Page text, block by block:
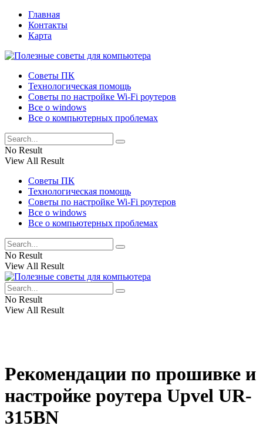
Главная
Контакты
Карта
Советы ПК
Технологическая помощь
Советы по настройке Wi-Fi роутеров
Все о windows
Все о компьютерных проблемах
No Result
View All Result
Советы ПК
Технологическая помощь
Советы по настройке Wi-Fi роутеров
Все о windows
Все о компьютерных проблемах
No Result
View All Result
No Result
View All Result
Рекомендации по прошивке и
настройке роутера Upvel UR-
315BN